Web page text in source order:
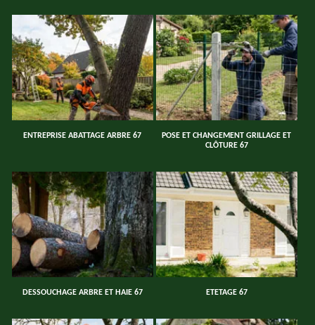
ENTREPRISE ABATTAGE ARBRE 67
POSE ET CHANGEMENT GRILLAGE ET
CLÔTURE 67
DESSOUCHAGE ARBRE ET HAIE 67 ETETAGE 67